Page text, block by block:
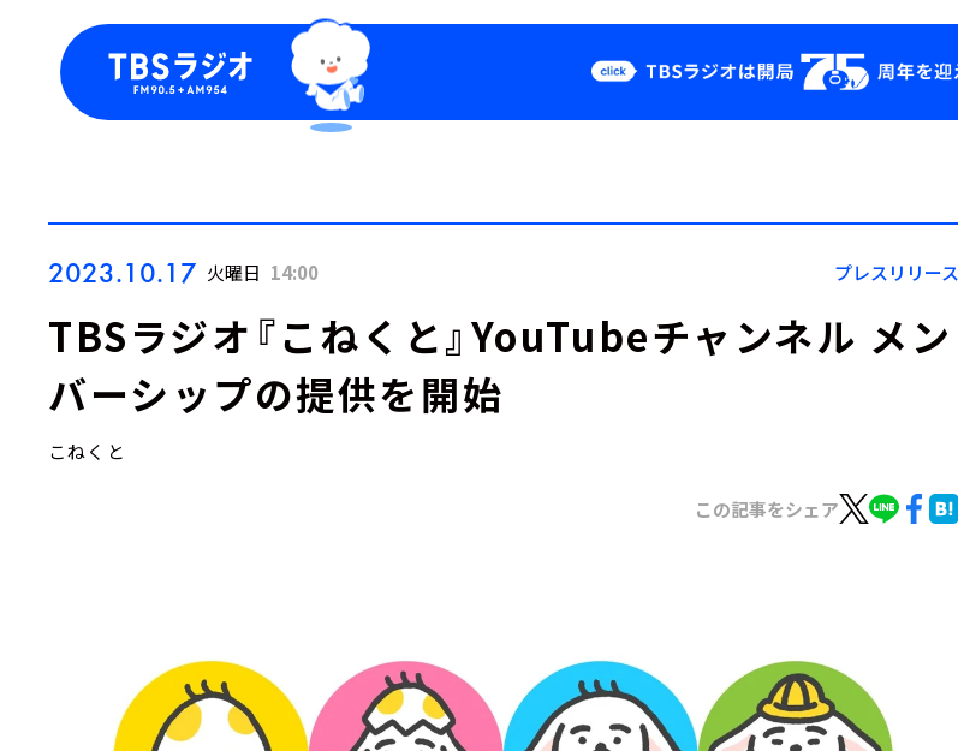
Podcast
YouTube
会社情報
2023.10.17 火曜日 14:00 プレスリリース
TBSラジオ『こねくと』YouTubeチャンネル メン
バーシップの提供を開始
こねくと
この記事をシェア